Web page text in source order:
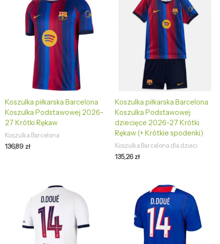
Koszulka piłkarska Barcelona
Koszulka Podstawowej 2026-
27 Krótki Rękaw
Koszulka Barcelona
136,89 zł
Koszulka piłkarska Barcelona
Koszulka Podstawowej
dziecięce 2026-27 Krótki
Rękaw (+ Krótkie spodenki)
Koszulka Barcelona dla dzieci
135,26zł